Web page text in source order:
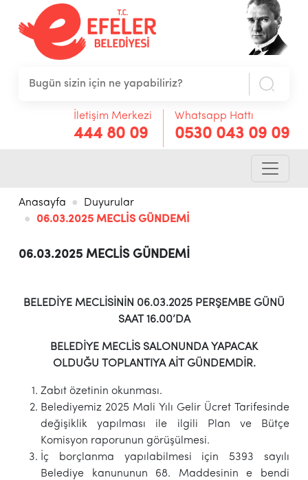
İletişim Merkezi
444 80 09
Whatsapp Hattı
0530 043 09 09
Anasayfa
Duyurular
06.03.2025 MECLİS GÜNDEMİ
06.03.2025 MECLİS GÜNDEMİ
BELEDİYE MECLİSİNİN 06.03.2025 PERŞEMBE GÜNÜ
SAAT 16.00’DA
BELEDİYE MECLİS SALONUNDA YAPACAK
OLDUĞU
TOPLANTIYA AİT GÜNDEMDİR.
Zabıt özetinin okunması.
Belediyemiz 2025 Mali Yılı Gelir Ücret Tarifesinde
değişiklik yapılması ile ilgili Plan ve Bütçe
Komisyon raporunun görüşülmesi.
İç borçlanma yapılabilmesi için 5393 sayılı
Belediye kanununun 68. Maddesinin e bendi